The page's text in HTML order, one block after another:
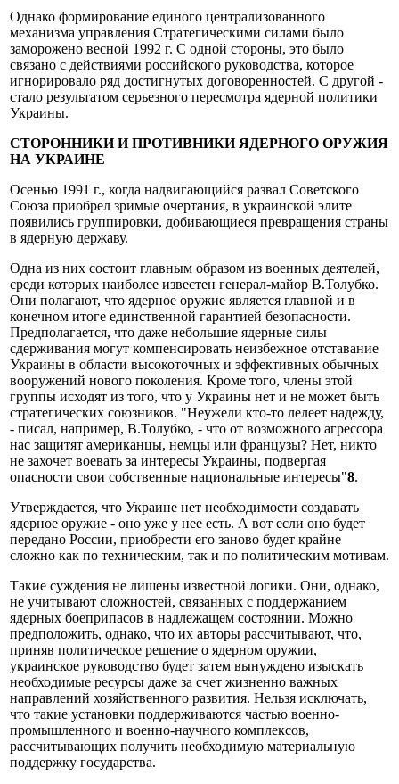
Однако формирование единого централизованного
механизма управления Стратегическими силами было
заморожено весной 1992 г. С одной стороны, это было
связано с действиями российского руководства, которое
игнорировало ряд достигнутых договоренностей. С другой -
стало результатом серьезного пересмотра ядерной политики
Украины.
СТОРОННИКИ И ПРОТИВНИКИ ЯДЕРНОГО ОРУЖИЯ
НА УКРАИНЕ
Осенью 1991 г., когда надвигающийся развал Советского
Союза приобрел зримые очертания, в украинской элите
появились группировки, добивающиеся превращения страны
в ядерную державу.
Одна из них состоит главным образом из военных деятелей,
среди которых наиболее известен генерал-майор В.Толубко.
Они полагают, что ядерное оружие является главной и в
конечном итоге единственной гарантией безопасности.
Предполагается, что даже небольшие ядерные силы
сдерживания могут компенсировать неизбежное отставание
Украины в области высокоточных и эффективных обычных
вооружений нового поколения. Кроме того, члены этой
группы исходят из того, что у Украины нет и не может быть
стратегических союзников. "Неужели кто-то лелеет надежду,
- писал, например, В.Толубко, - что от возможного агрессора
нас защитят американцы, немцы или французы? Нет, никто
не захочет воевать за интересы Украины, подвергая
опасности свои собственные национальные интересы"8.
Утверждается, что Украине нет необходимости создавать
ядерное оружие - оно уже у нее есть. А вот если оно будет
передано России, приобрести его заново будет крайне
сложно как по техническим, так и по политическим мотивам.
Такие суждения не лишены известной логики. Они, однако,
не учитывают сложностей, связанных с поддержанием
ядерных боеприпасов в надлежащем состоянии. Можно
предположить, однако, что их авторы рассчитывают, что,
приняв политическое решение о ядерном оружии,
украинское руководство будет затем вынуждено изыскать
необходимые ресурсы даже за счет жизненно важных
направлений хозяйственного развития. Нельзя исключать,
что такие установки поддерживаются частью военно-
промышленного и военно-научного комплексов,
рассчитывающих получить необходимую материальную
поддержку государства.